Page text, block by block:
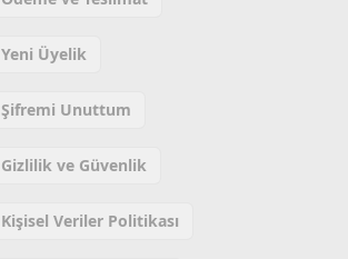
Yeni Üyelik
Şifremi Unuttum
Gizlilik ve Güvenlik
Kişisel Veriler Politikası